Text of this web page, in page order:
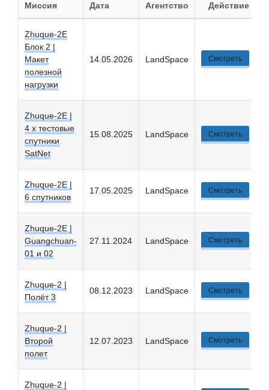
Миссия Дата Агентство Действие
Zhuque-2E
Блок 2 |
Макет
полезной
нагрузки
14.05.2026 LandSpace Смотреть
Zhuque-2E |
4 x тестовые
спутники
SatNet
15.08.2025 LandSpace Смотреть
Zhuque-2E |
6 спутников
17.05.2025 LandSpace Смотреть
Zhuque-2E |
Guangchuan-
01 и 02
27.11.2024 LandSpace Смотреть
Zhuque-2 |
Полёт 3
08.12.2023 LandSpace Смотреть
Zhuque-2 |
Второй
полет
12.07.2023 LandSpace Смотреть
Zhuque-2 |